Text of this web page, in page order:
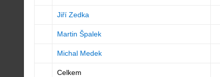
Jiří Zedka
Martin Špalek
Michal Medek
Celkem